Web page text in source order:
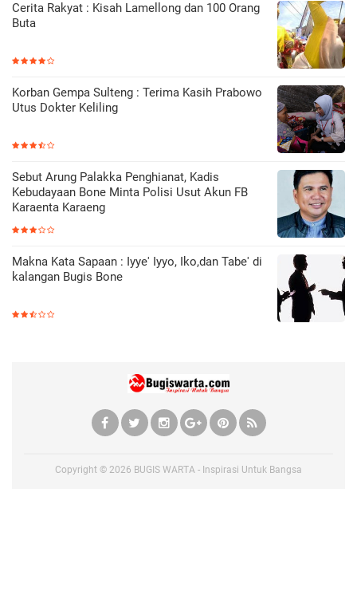
Cerita Rakyat : Kisah Lamellong dan 100 Orang
Buta
Korban Gempa Sulteng : Terima Kasih Prabowo
Utus Dokter Keliling
Sebut Arung Palakka Penghianat, Kadis
Kebudayaan Bone Minta Polisi Usut Akun FB
Karaenta Karaeng
Makna Kata Sapaan : Iyye' Iyyo, Iko,dan Tabe' di
kalangan Bugis Bone
Copyright © 2026 BUGIS WARTA - Inspirasi Untuk Bangsa